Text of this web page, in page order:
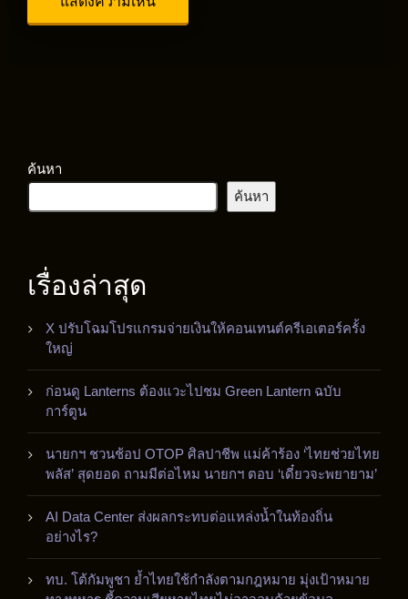
ค้นหา
ค้นหา
เรื่องล่าสุด
X ปรับโฉมโปรแกรมจ่ายเงินให้คอนเทนต์ครีเอเตอร์ครั้ง
ใหญ่
ก่อนดู Lanterns ต้องแวะไปชม Green Lantern ฉบับ
การ์ตูน
นายกฯ ชวนช้อป OTOP ศิลปาชีพ แม่ค้าร้อง ‘ไทยช่วยไทย
พลัส’ สุดยอด ถามมีต่อไหม นายกฯ ตอบ ‘เดี๋ยวจะพยายาม’
AI Data Center ส่งผลกระทบต่อแหล่งน้ำในท้องถิ่น
อย่างไร?
ทบ. โต้กัมพูชา ย้ำไทยใช้กำลังตามกฎหมาย มุ่งเป้าหมาย